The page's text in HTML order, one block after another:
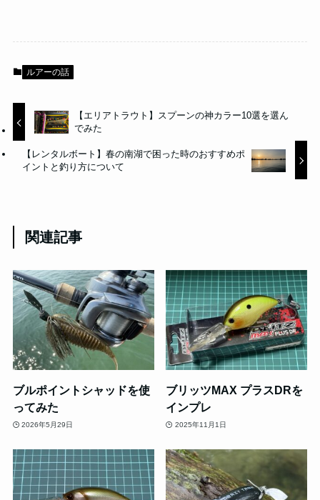
ルアーの話
【エリアトラウト】スプーンの神カラー10選を選ん
でみた
【レンタルボート】春の南湖で困った時のおすすめポ
イントと釣り方について
関連記事
ブルポイントシャッドを使
ってみた
2026年5月29日
ブリッツMAX プラスDRを
インプレ
2025年11月1日